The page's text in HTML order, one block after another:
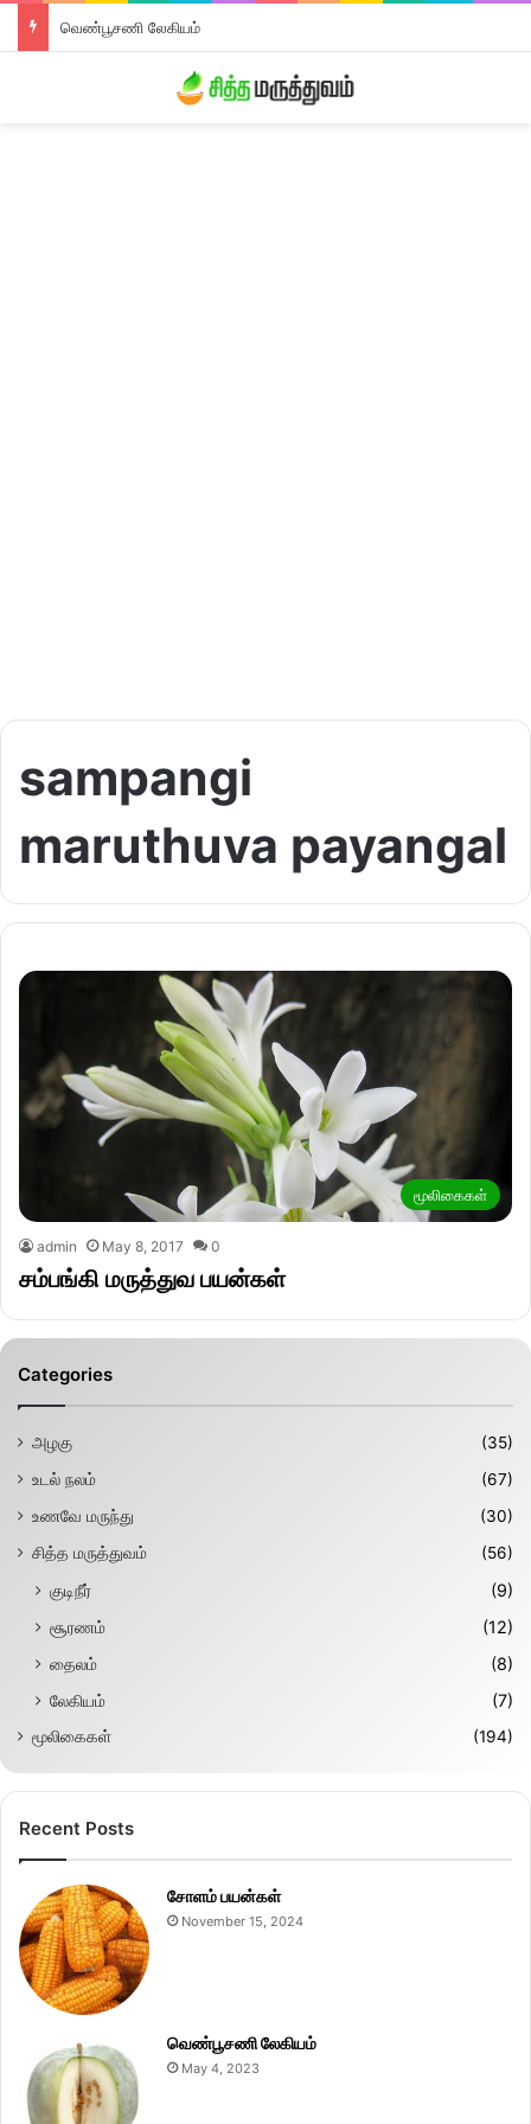
வெண்பூசணி லேகியம்
sampangi
maruthuva payangal
மூலிகைகள்
admin May 8, 2017 0
சம்பங்கி மருத்துவ பயன்கள்
Categories
அழகு
(35)
உடல் நலம்
(67)
உணவே மருந்து
(30)
சித்த மருத்துவம்
(56)
குடிநீர்
(9)
சூரணம்
(12)
தைலம்
(8)
லேகியம்
(7)
மூலிகைகள் (194)
Recent Posts
சோளம் பயன்கள்
November 15, 2024
வெண்பூசணி லேகியம்
May 4, 2023